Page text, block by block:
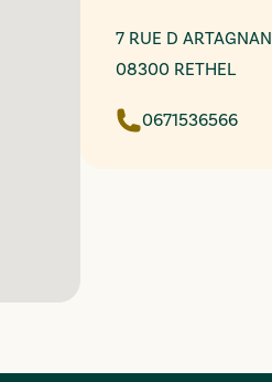
7 RUE D ARTAGNAN
08300 RETHEL
0671536566